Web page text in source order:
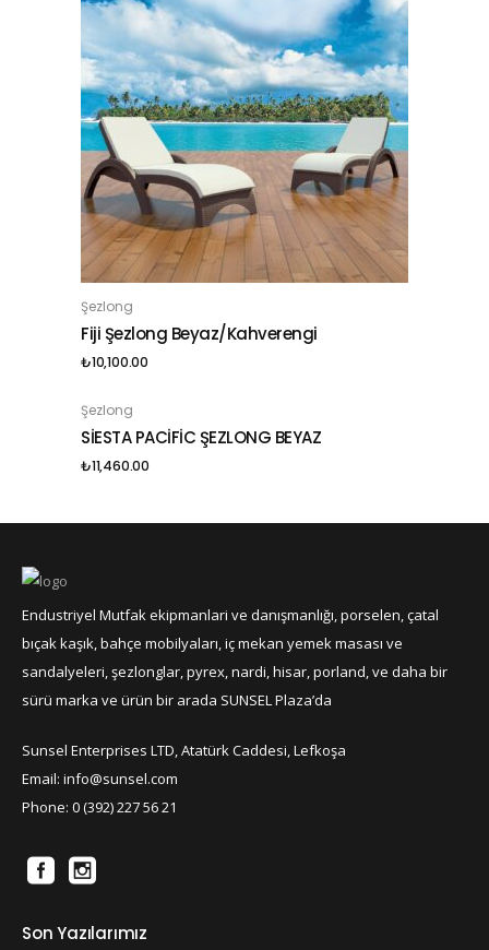
SEPETE EKLE
Şezlong
Fiji Şezlong Beyaz/Kahverengi
₺10,100.00
SEPETE EKLE
Şezlong
SİESTA PACİFİC ŞEZLONG BEYAZ
₺11,460.00
Endustriyel Mutfak ekipmanlari ve danışmanlığı, porselen, çatal
bıçak kaşık, bahçe mobilyaları, iç mekan yemek masası ve
sandalyeleri, şezlonglar, pyrex, nardi, hisar, porland, ve daha bir
sürü marka ve ürün bir arada SUNSEL Plaza’da
Sunsel Enterprises LTD, Atatürk Caddesi, Lefkoşa
Email: info@sunsel.com
Phone: 0 (392) 227 56 21
Son Yazılarımız